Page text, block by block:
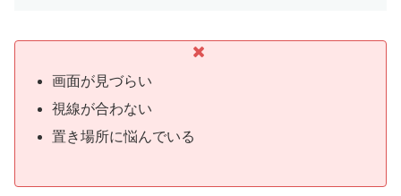
画面が見づらい
視線が合わない
置き場所に悩んでいる